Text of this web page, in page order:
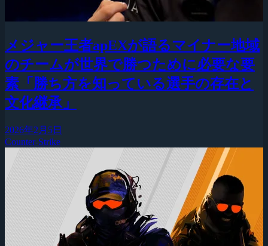
メジャー王者apEXが語るマイナー地域
のチームが世界で勝つために必要な要
素「勝ち方を知っている選手の存在と
文化継承」
2026年2月5日
Counter-Strike